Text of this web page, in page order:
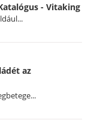
- Vitaking
az